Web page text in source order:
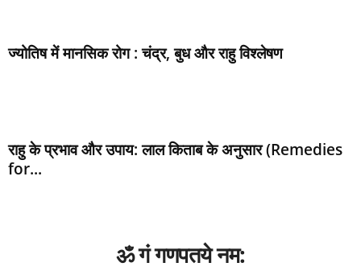
ज्‍योतिष में मानसिक रोग : चंद्र, बुध और राहु विश्‍लेषण
राहु के प्रभाव और उपाय: लाल किताब के अनुसार (Remedies
for...
ॐ गं गणपतये नम: